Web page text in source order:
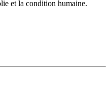
et la condition humaine.